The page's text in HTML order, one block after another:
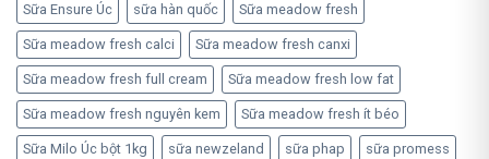
Sữa Ensure Úc sữa hàn quốc Sữa meadow fresh
Sữa meadow fresh calci Sữa meadow fresh canxi
Sữa meadow fresh full cream Sữa meadow fresh low fat
Sữa meadow fresh nguyên kem Sữa meadow fresh ít béo
Sữa Milo Úc bột 1kg sữa newzeland sữa phap sữa promess